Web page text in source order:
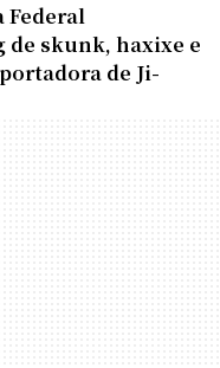
Federal
de skunk, haxixe e
de Ji-